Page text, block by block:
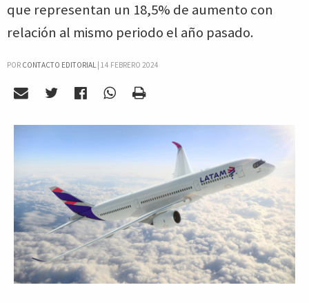
que representan un 18,5% de aumento con
relación al mismo periodo el año pasado.
POR CONTACTO EDITORIAL| 14 FEBRERO 2024